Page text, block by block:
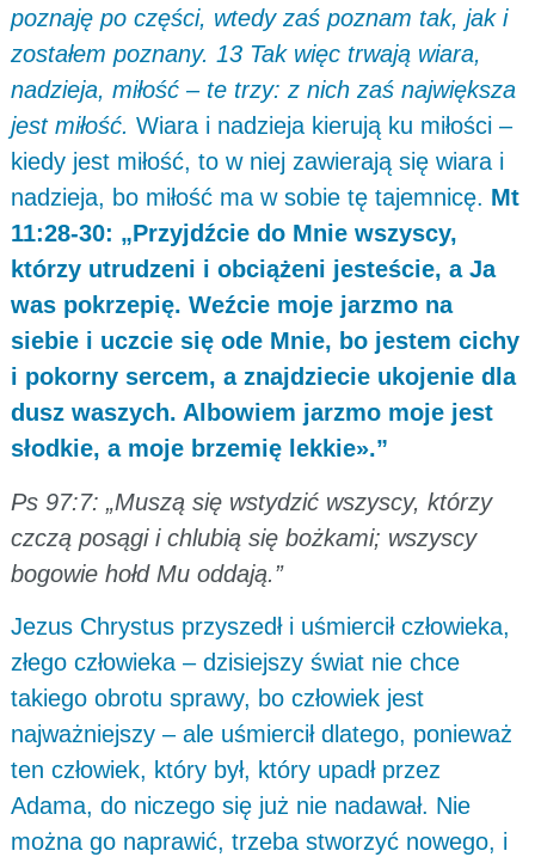
poznaję po części, wtedy zaś poznam tak, jak i
zostałem poznany. 13 Tak więc trwają wiara,
nadzieja, miłość – te trzy: z nich zaś największa
jest miłość. Wiara i nadzieja kierują ku miłości –
kiedy jest miłość, to w niej zawierają się wiara i
nadzieja, bo miłość ma w sobie tę tajemnicę. Mt
11:28-30: „Przyjdźcie do Mnie wszyscy,
którzy utrudzeni i obciążeni jesteście, a Ja
was pokrzepię. Weźcie moje jarzmo na
siebie i uczcie się ode Mnie, bo jestem cichy
i pokorny sercem, a znajdziecie ukojenie dla
dusz waszych. Albowiem jarzmo moje jest
słodkie, a moje brzemię lekkie».”
Ps 97:7: „Muszą się wstydzić wszyscy, którzy
czczą posągi i chlubią się bożkami; wszyscy
bogowie hołd Mu oddają.”
Jezus Chrystus przyszedł i uśmiercił człowieka,
złego człowieka – dzisiejszy świat nie chce
takiego obrotu sprawy, bo człowiek jest
najważniejszy – ale uśmiercił dlatego, ponieważ
ten człowiek, który był, który upadł przez
Adama, do niczego się już nie nadawał. Nie
można go naprawić, trzeba stworzyć nowego, i